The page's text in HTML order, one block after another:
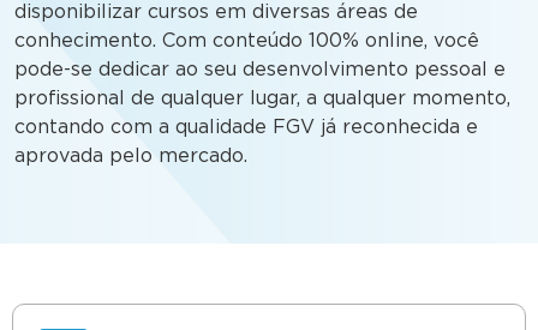
disponibilizar cursos em diversas áreas de
conhecimento. Com conteúdo 100% online, você
pode-se dedicar ao seu desenvolvimento pessoal e
profissional de qualquer lugar, a qualquer momento,
contando com a qualidade FGV já reconhecida e
aprovada pelo mercado.